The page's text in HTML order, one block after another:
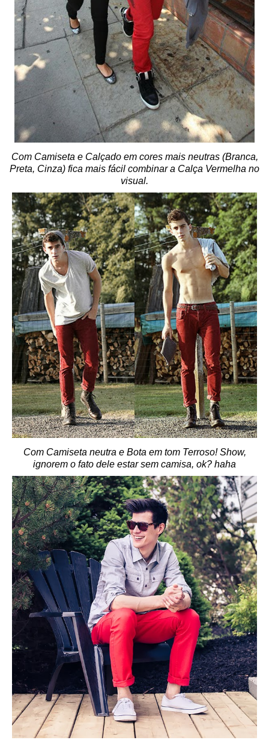
Com Camiseta e Calçado em cores mais neutras (Branca,
Preta, Cinza) fica mais fácil combinar a Calça Vermelha no
visual.
Com Camiseta neutra e Bota em tom Terroso! Show,
ignorem o fato dele estar sem camisa, ok? haha